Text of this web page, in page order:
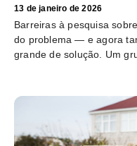
13 de janeiro de 2026
Barreiras à pesquisa
do problema — e agora
grande de solução. Um